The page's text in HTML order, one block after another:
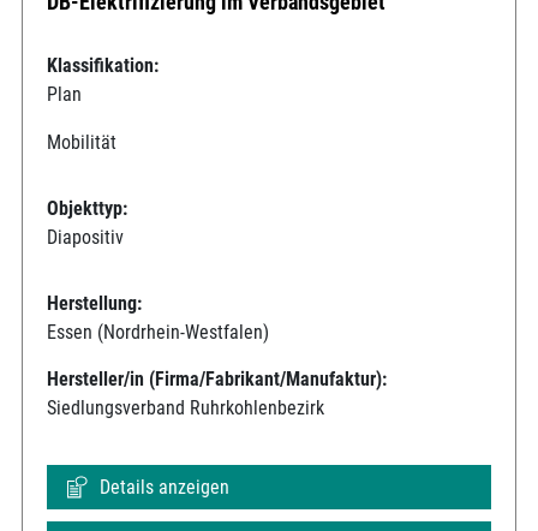
Klassifikation:
Plan
Mobilität
Objekttyp:
Diapositiv
Herstellung:
Essen (Nordrhein-Westfalen)
Hersteller/in (Firma/Fabrikant/Manufaktur):
Siedlungsverband Ruhrkohlenbezirk
Details anzeigen